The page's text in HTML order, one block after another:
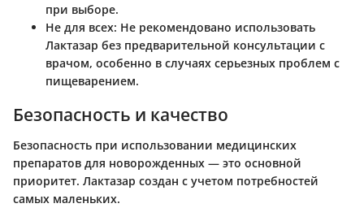
при выборе.
Не для всех: Не рекомендовано использовать
Лактазар без предварительной консультации с
врачом, особенно в случаях серьезных проблем с
пищеварением.
Безопасность и качество
Безопасность при использовании медицинских
препаратов для новорожденных — это основной
приоритет. Лактазар создан с учетом потребностей
самых маленьких.